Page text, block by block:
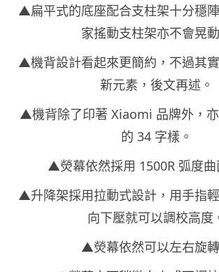
▲扁平式的底座配合支柱架十分穩
家搖動支柱架亦不會晃動
▲機背設計看起來更簡約，不過其
新元素，後文再述。
▲機背除了印著 Xiaomi 品牌外，
的 34 字樣。
▲熒幕依然採用 1500R 弧度曲
▲升降架採用拉動式設計，用手指
向下壓就可以調校高度
▲熒幕依然可以左右旋轉